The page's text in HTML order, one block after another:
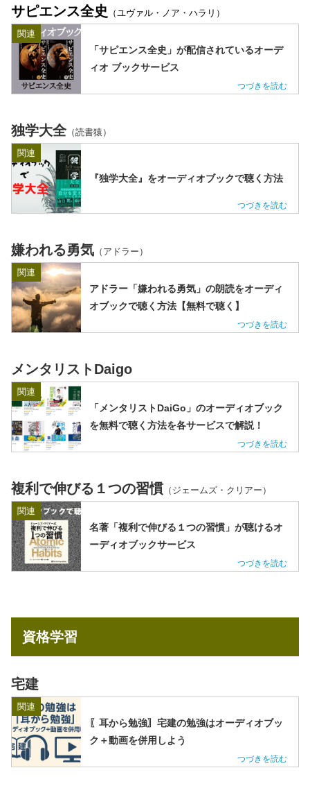
サピエンス全史
（ユヴァル・ノア・ハラリ）
関連
「サピエンス全史」が配信されているオーデ
ィオ ブックサービス
独学大全（読書猿）
関連
『独学大全』をオーディオブックで聴く方法
嫌われる勇気 （アドラー）
関連
アドラー「嫌われる勇気」の朗読をオーディ
オブックで聴く方法【無料で聴く】
メンタリストDaigo
関連
「メンタリストDaiGo」のオーディオブック
を無料で聴く方法を各サービスで解説！
複利で伸びる１つの習慣 （ジェームズ・クリアー）
関連
名著「複利で伸びる１つの習慣」が聴けるオ
ーディオブックサービス
資格学習
宅建
関連
〖耳から勉強〗宅建の勉強はオーディオブッ
ク＋動画を併用しよう